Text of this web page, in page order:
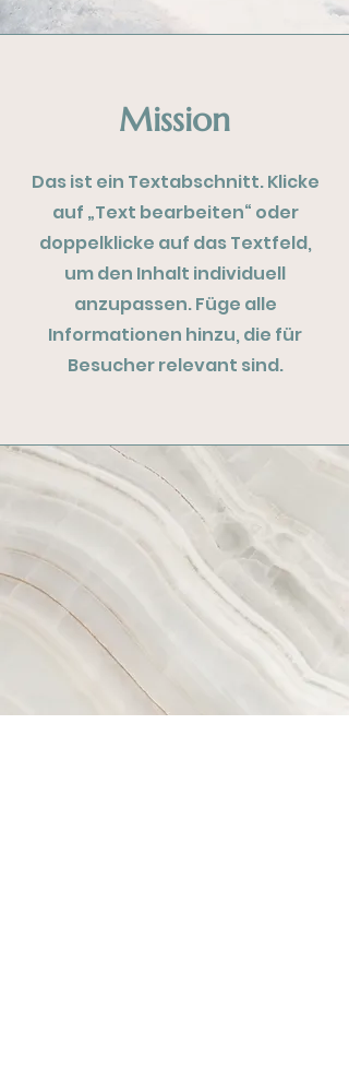
Mission
Das ist ein Textabschnitt. Klicke
auf „Text bearbeiten“ oder
doppelklicke auf das Textfeld,
um den Inhalt individuell
anzupassen. Füge alle
Informationen hinzu, die für
Besucher relevant sind.